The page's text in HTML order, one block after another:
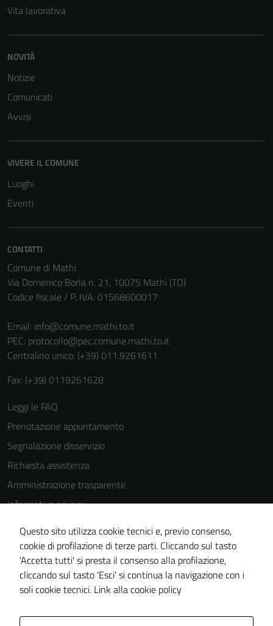
Vita lavorativa
NOVITÀ
Notizie
Comunicati
Avvisi
VIVERE IL COMUNE
Luoghi
Eventi
CONTATTI
Comune di Mathi
Via Domenico Borla n. 21, 10075 Mathi (TO)
Codice fiscale / P. IVA: 01568600017
Email: info@comune.mathi.to.it
PEC: protocollo@pec.comune.mathi.to.it
Centralino unico: (+39) 011.9261611
Fax: (+39) 0119261628
Leggi le FAQ
Prenotazione appuntamento
Segnalazione disservizio
Richiesta assistenza
Amministrazione trasparente
Informativa privacy
Cookie Policy
Note legali
Dichiarazione di accessibilità
Piano di miglioramento del sito
Questo sito utilizza cookie tecnici e, previo consenso,
cookie di profilazione di terze parti. Cliccando sul tasto
'Accetta tutti' si presta il consenso alla profilazione,
cliccando sul tasto 'Esci' si continua la navigazione con i
soli cookie tecnici. Link alla cookie policy